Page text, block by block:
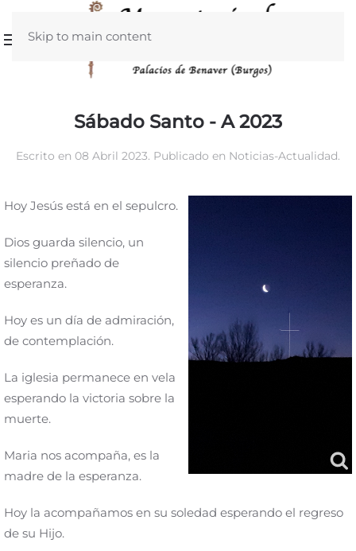
Skip to main content
Sábado Santo - A 2023
Escrito en 08 Abril 2023. Publicado en Noticias-Actualidad.
Hoy Jesús está en el sepulcro.
Dios guarda silencio, un
silencio preñado de
esperanza.
Hoy es un día de admiración,
de contemplación.
La iglesia permanece en vela
esperando la victoria sobre la
muerte.
Maria nos acompaña, es la
madre de la esperanza.
Hoy la acompañamos en su soledad esperando el regreso
de su Hijo.